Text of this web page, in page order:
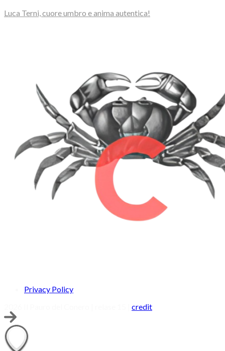
Luca Terni, cuore umbro e anima autentica!
Privacy Policy
credit